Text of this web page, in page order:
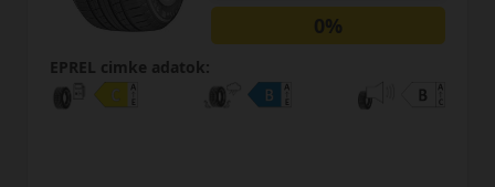
EPREL cimke adatok: